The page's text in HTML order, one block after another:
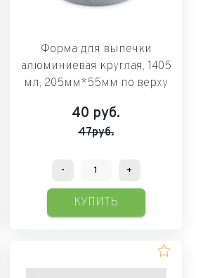
Форма для выпечки
алюминиевая круглая, 1405
мл, 205мм*55мм по верху
40 руб.
47руб.
- +
КУПИТЬ